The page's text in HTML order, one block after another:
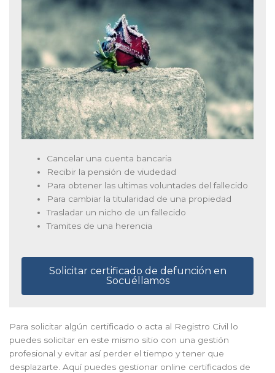
Cancelar una cuenta bancaria
Recibir la pensión de viudedad
Para obtener las ultimas voluntades del fallecido
Para cambiar la titularidad de una propiedad
Trasladar un nicho de un fallecido
Tramites de una herencia
Solicitar certificado de defunción en
Socuéllamos
Para solicitar algún certificado o acta al Registro Civil lo
puedes solicitar en este mismo sitio con una gestión
profesional y evitar así perder el tiempo y tener que
desplazarte. Aquí puedes gestionar online certificados de